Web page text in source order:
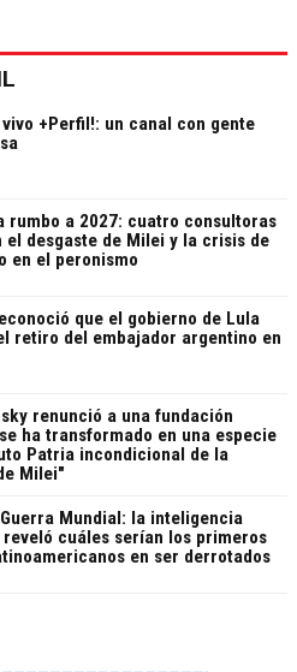
vivo +Perfil!: un canal con gente
rumbo a 2027: cuatro consultoras
el desgaste de Milei y la crisis de
en el peronismo
que el gobierno de Lula
retiro del embajador argentino en
renunció a una fundación
ha transformado en una especie
Patria incondicional de la
Milei"
Mundial: la inteligencia
cuáles serían los primeros
en ser derrotados